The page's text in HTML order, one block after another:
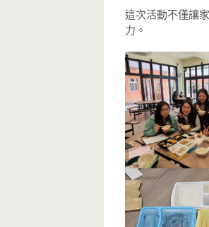
這次活動不僅讓
力。